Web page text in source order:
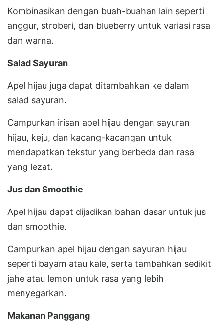
Kombinasikan dengan buah-buahan lain seperti
anggur, stroberi, dan blueberry untuk variasi rasa
dan warna.
Salad Sayuran
Apel hijau juga dapat ditambahkan ke dalam
salad sayuran.
Campurkan irisan apel hijau dengan sayuran
hijau, keju, dan kacang-kacangan untuk
mendapatkan tekstur yang berbeda dan rasa
yang lezat.
Jus dan Smoothie
Apel hijau dapat dijadikan bahan dasar untuk jus
dan smoothie.
Campurkan apel hijau dengan sayuran hijau
seperti bayam atau kale, serta tambahkan sedikit
jahe atau lemon untuk rasa yang lebih
menyegarkan.
Makanan Panggang